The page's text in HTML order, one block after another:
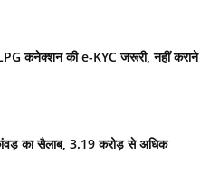
कनेक्शन की e-KYC जरूरी, नहीं कराने
का सैलाब, 3.19 करोड़ से अधिक